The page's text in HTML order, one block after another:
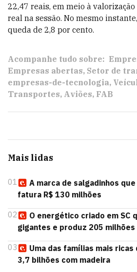
22,47 reais, em meio à
real na sessão. No mesmo
queda de 2,8 por cento.
Acompanhe tudo sobre:
Empresas abertas Setor de
empresas-de-tecnologia
Transportes Aviões FAB
Mais lidas
01
A marca de salgadinhos
fatura R$ 130 milhões
02
O energético criado em SC
gigantes e produz 205
03
Uma das famílias mais
3,7 bilhões com madeira